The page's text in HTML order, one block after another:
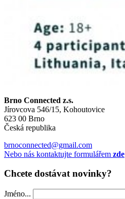
Brno Connected z.s.
Jírovcova 546/15, Kohoutovice
623 00 Brno
Česká republika
brnoconnected@gmail.com
Nebo nás kontaktujte formulářem zde
Chcete dostávat novinky?
Jméno...